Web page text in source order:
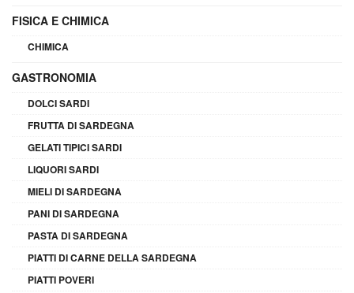
FISICA E CHIMICA
CHIMICA
GASTRONOMIA
DOLCI SARDI
FRUTTA DI SARDEGNA
GELATI TIPICI SARDI
LIQUORI SARDI
MIELI DI SARDEGNA
PANI DI SARDEGNA
PASTA DI SARDEGNA
PIATTI DI CARNE DELLA SARDEGNA
PIATTI POVERI